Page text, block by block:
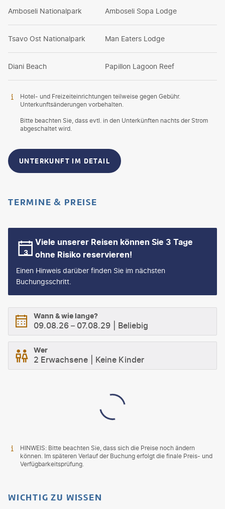
Amboseli Nationalpark Amboseli Sopa Lodge
Tsavo Ost Nationalpark Man Eaters Lodge
Diani Beach Papillon Lagoon Reef
Hotel- und Freizeiteinrichtungen teilweise gegen Gebühr.
Unterkunftsänderungen vorbehalten.
Bitte beachten Sie, dass evtl. in den Unterkünften nachts der Strom
abgeschaltet wird.
UNTERKUNFT IM DETAIL
TERMINE & PREISE
Viele unserer Reisen können Sie 3 Tage
ohne Risiko reservieren!
Einen Hinweis darüber finden Sie im nächsten
Buchungsschritt.
Wann & wie lange?
09.08.26 – 07.08.29 Beliebig
Wer
2 Erwachsene Keine Kinder
HINWEIS: Bitte beachten Sie, dass sich die Preise noch ändern
können. Im späteren Verlauf der Buchung erfolgt die finale Preis- und
Verfügbarkeitsprüfung.
WICHTIG ZU WISSEN